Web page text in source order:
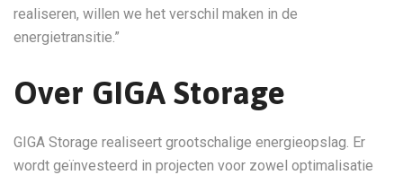
realiseren, willen we het verschil maken in de
energietransitie.”
Over GIGA Storage
GIGA Storage realiseert grootschalige energieopslag. Er
wordt geïnvesteerd in projecten voor zowel optimalisatie